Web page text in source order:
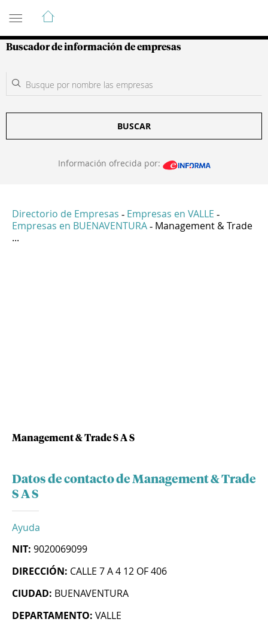
Guía de Empresas Colombianas
Buscador de información de empresas
BUSCAR
Información ofrecida por:
Directorio de Empresas - Empresas en VALLE -
Empresas en BUENAVENTURA - Management & Trade
...
Management & Trade S A S
Datos de contacto de Management & Trade
S A S
Ayuda
NIT: 9020069099
DIRECCIÓN: CALLE 7 A 4 12 OF 406
CIUDAD: BUENAVENTURA
DEPARTAMENTO: VALLE